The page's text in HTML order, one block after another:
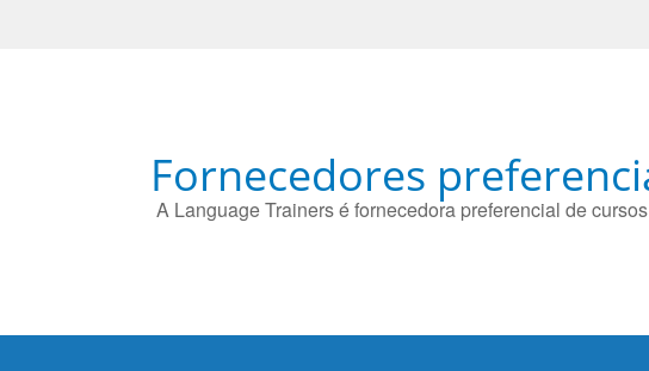
Fornecedores
A Language Trainers é fornecedora preferencial de